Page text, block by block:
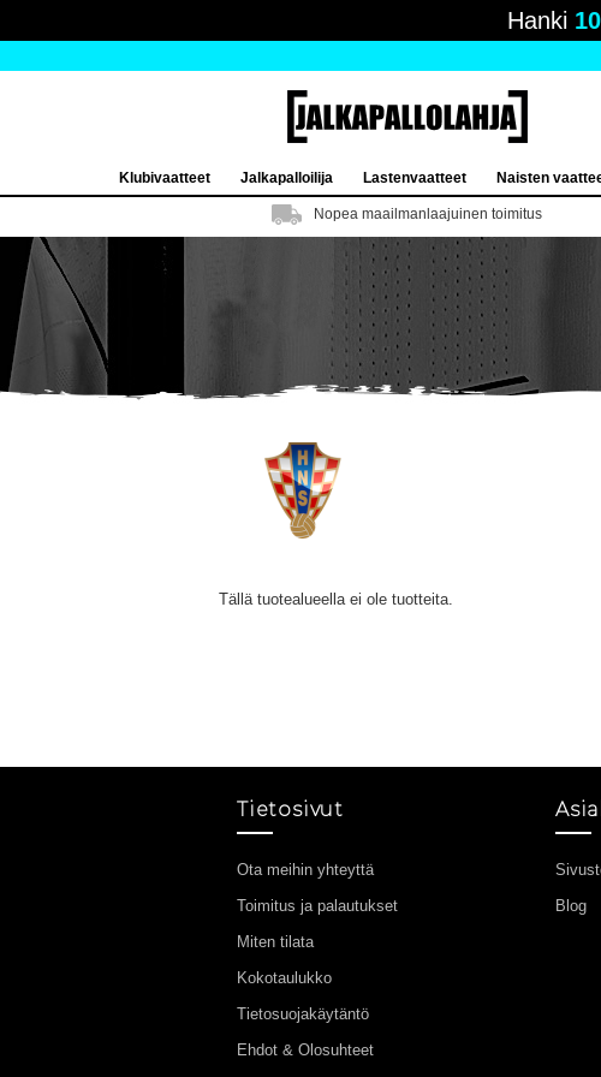
Hanki
Klubivaatteet Jalkapalloilija Lastenvaatteet Naisten
Nopea maailmanlaajuinen toimitus
Tällä tuotealueella ei ole tuotteita.
Tietosivut
Ota meihin yhteyttä
Toimitus ja palautukset
Miten tilata
Kokotaulukko
Tietosuojakäytäntö
Ehdot & Olosuhteet
Blog